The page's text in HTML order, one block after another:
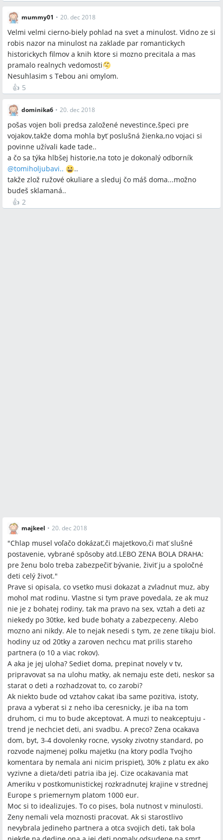
mummy01 • 20. dec 2018
Velmi velmi cierno-biely pohlad na svet a minulost. Vidno ze si
robis nazor na minulost na zaklade par romantickych
historickych filmov a knih ktore si mozno precitala a mas
pramalo realnych vedomosti
Nesuhlasim s Tebou ani omylom.
👍 5
dominika6 • 20. dec 2018
pošas vojen boli predsa založené nevestince,špeci pre
vojakov,takže doma mohla byť poslušná žienka,no vojaci si
povinne užívali kade tade..
a čo sa týka hlbšej historie,na toto je dokonalý odborník
@tomiholjubavi..
..
takže zlož ružové okuliare a sleduj čo máš doma...možno
budeš sklamaná..
👍 2
majkeel • 20. dec 2018
"Chlap musel voľačo dokázať,či majetkovo,či mať slušné
postavenie, vybrané spôsoby atd.LEBO ZENA BOLA DRAHA:
pre ženu bolo treba zabezpečiť bývanie, živiť ju a spoločné
deti celý život."
Prave si opisala, co vsetko musi dokazat a zvladnut muz, aby
mohol mat rodinu. Vlastne si tym prave povedala, ze ak muz
nie je z bohatej rodiny, tak ma pravo na sex, vztah a deti az
niekedy po 30tke, ked bude bohaty a zabezpeceny. Alebo
mozno ani nikdy. Ale to nejak nesedi s tym, ze zene tikaju biol.
hodiny uz od 20tky a zaroven nechcu mat prilis stareho
partnera (o 10 a viac rokov).
A aka je jej uloha? Sediet doma, prepinat novely v tv,
pripravovat sa na ulohu matky, ak nemaju este deti, neskor sa
starat o deti a rozhadzovat to, co zarobi?
Ak niekto bude od vztahov cakat iba same pozitiva, istoty,
prava a vyberat si z neho iba ceresnicky, je iba na tom
druhom, ci mu to bude akceptovat. A muzi to neakceptuju -
trend je nechciet deti, ani svadbu. A preco? Zena ocakava
dom, byt, 3-4 dovolenky rocne, vysoky zivotny standard, po
rozvode najmenej polku majetku (na ktory podla Tvojho
komentara by nemala ani nicim prispiet), 30% z platu ex ako
vyzivne a dieta/deti patria iba jej. Cize ocakavania mat
Ameriku v postkomunistickej rozkradnutej krajine v strednej
Europe s priemernym platom 1000 eur.
Moc si to idealizujes. To co pises, bola nutnost v minulosti.
Zeny nemali vela moznosti pracovat. Ak si starostlivo
nevybrala jedineho partnera a otca svojich deti, tak bola